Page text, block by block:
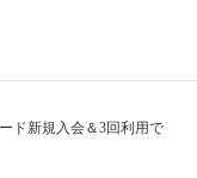
ド新規入会＆3回利用で